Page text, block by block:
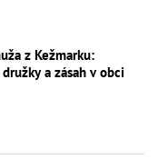
z Kežmarku:
a zásah v obci